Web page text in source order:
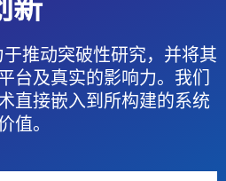
新
推动突破性研究，并将其
台及真实的影响力。我们
直接嵌入到所构建的系统
值。